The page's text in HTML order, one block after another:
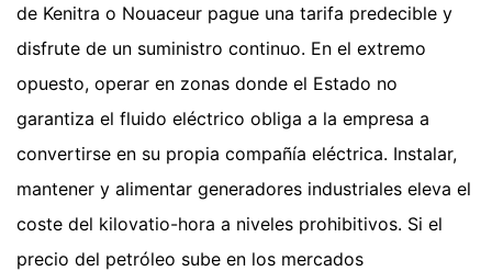
de Kenitra o Nouaceur pague una tarifa predecible y
disfrute de un suministro continuo. En el extremo
opuesto, operar en zonas donde el Estado no
garantiza el fluido eléctrico obliga a la empresa a
convertirse en su propia compañía eléctrica. Instalar,
mantener y alimentar generadores industriales eleva el
coste del kilovatio-hora a niveles prohibitivos. Si el
precio del petróleo sube en los mercados